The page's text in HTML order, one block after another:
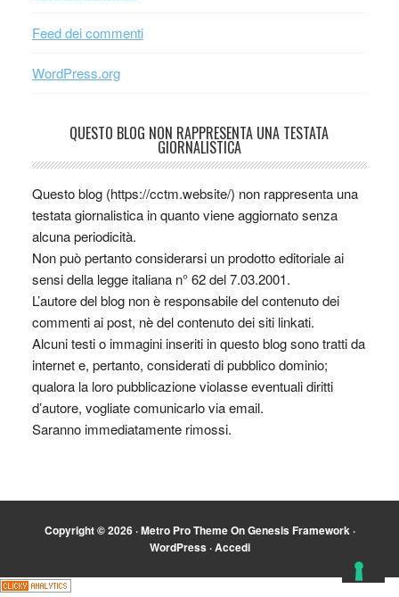
Feed dei commenti
WordPress.org
QUESTO BLOG NON RAPPRESENTA UNA TESTATA
GIORNALISTICA
Questo blog (https://cctm.website/) non rappresenta una
testata giornalistica in quanto viene aggiornato senza
alcuna periodicità.
Non può pertanto considerarsi un prodotto editoriale ai
sensi della legge italiana n° 62 del 7.03.2001.
L’autore del blog non è responsabile del contenuto dei
commenti ai post, nè del contenuto dei siti linkati.
Alcuni testi o immagini inseriti in questo blog sono tratti da
internet e, pertanto, considerati di pubblico dominio;
qualora la loro pubblicazione violasse eventuali diritti
d’autore, vogliate comunicarlo via email.
Saranno immediatamente rimossi.
Copyright © 2026 ·Metro Pro ThemeOnGenesis Framework·
WordPress·Accedi